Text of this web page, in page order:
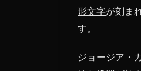
形文字が刻ま
す。
ジョージア・